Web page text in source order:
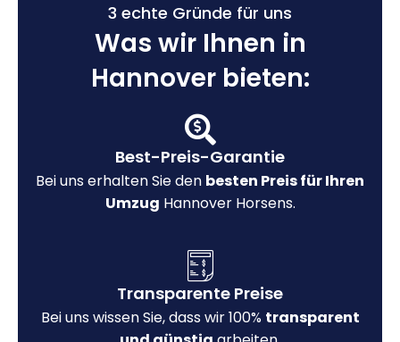
3 echte Gründe für uns
Was wir Ihnen in
Hannover bieten:
Best-Preis-Garantie
Bei uns erhalten Sie den besten Preis für Ihren
Umzug Hannover Horsens.
Transparente Preise
Bei uns wissen Sie, dass wir 100% transparent